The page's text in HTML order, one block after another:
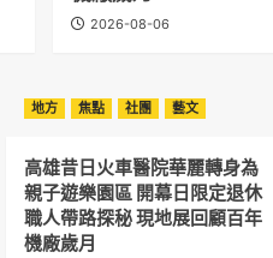
2026-08-06
地方 焦點 社團 藝文
高雄昔日火車醫院華麗轉身為
親子遊樂園區 開幕日限定退休
職人帶路探秘 現地展回顧百年
機廠歲月